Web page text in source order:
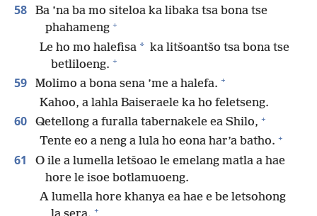
58
Ba ’na ba mo siteloa ka libaka tsa bona tse
phahameng +
Le ho mo halefisa * ka litšoantšo tsa bona tse
betliloeng. +
59 Molimo a bona sena ’me a halefa. +
Kahoo, a lahla Baiseraele ka ho feletseng.
60 Qetellong a furalla tabernakele ea Shilo, +
Tente eo a neng a lula ho eona har’a batho. +
61
O ile a lumella letšoao le emelang matla a hae
hore le isoe botlamuoeng.
A lumella hore khanya ea hae e be letsohong
+